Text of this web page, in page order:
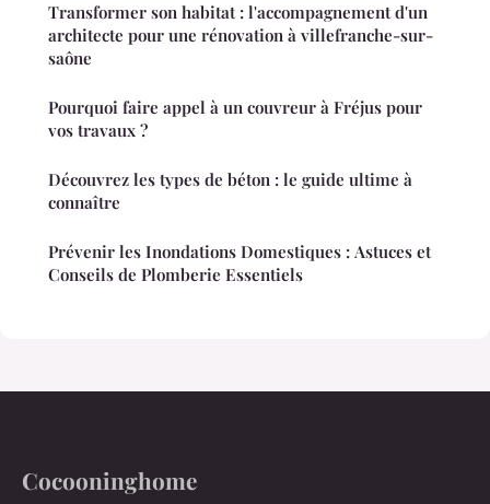
Transformer son habitat : l'accompagnement d'un
architecte pour une rénovation à villefranche-sur-
saône
Pourquoi faire appel à un couvreur à Fréjus pour
vos travaux ?
Découvrez les types de béton : le guide ultime à
connaître
Prévenir les Inondations Domestiques : Astuces et
Conseils de Plomberie Essentiels
Cocooninghome